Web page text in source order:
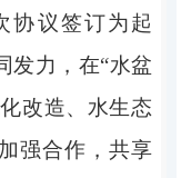
协议签订为起
发力，在“水盆
改造、水生态
强合作，共享